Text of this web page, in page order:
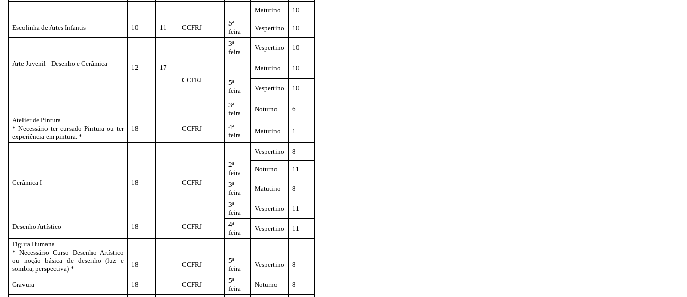
Escolinha de Artes Infantis 10 11 CCFRJ
5ª
feira
Matutino 10
Vespertino 10
Arte Juvenil - Desenho e Cerâmica
12
17
CCFRJ
3ª
feira
Vespertino 10
5ª
feira
Matutino 10
Vespertino 10
Atelier de Pintura
* Necessário ter cursado Pintura ou ter
experiência em pintura. *
18 - CCFRJ
3ª
feira
Noturno 6
4ª
feira
Matutino 1
Cerâmica I 18 - CCFRJ
2ª
feira
Vespertino 8
Noturno
11
3ª
feira
Matutino 8
Desenho Artístico 18 - CCFRJ
3ª
feira
Vespertino 11
4ª
feira
Vespertino 11
Figura Humana
* Necessário Curso Desenho Artístico
ou noção básica de desenho (luz e
sombra, perspectiva) *
18 - CCFRJ
5ª
feira
Vespertino 8
Gravura 18 - CCFRJ
5ª
feira
Noturno 8